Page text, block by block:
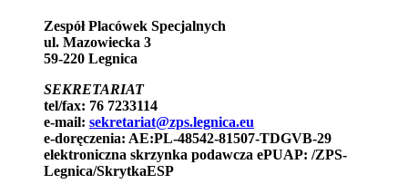
Zespół Placówek Specjalnych
ul. Mazowiecka 3
59-220 Legnica
SEKRETARIAT
tel/fax: 76 7233114
e-mail: sekretariat@zps.legnica.eu
e-doręczenia: AE:PL-48542-81507-TDGVB-29
elektroniczna skrzynka podawcza ePUAP: /ZPS-
Legnica/SkrytkaESP